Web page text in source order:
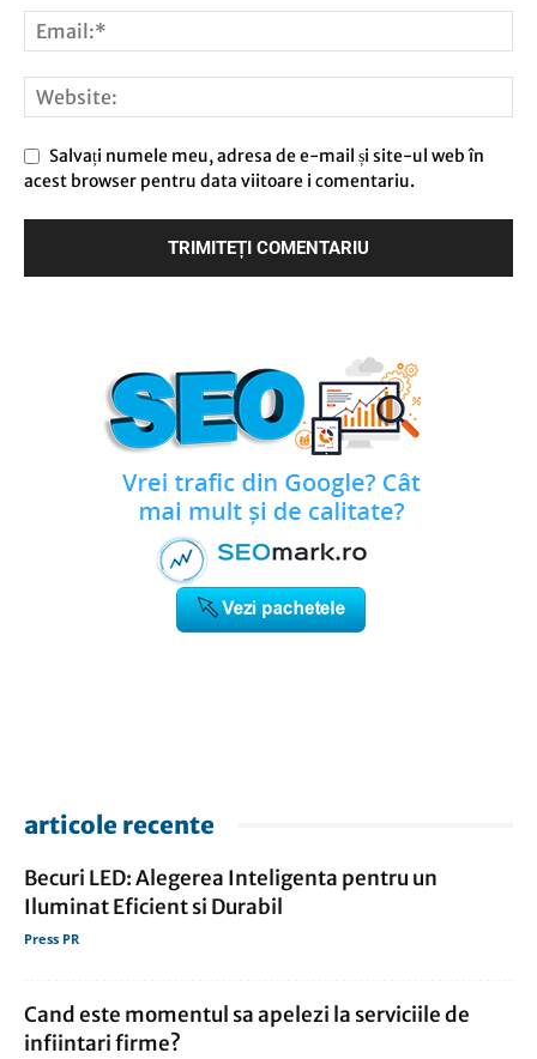
Salvați numele meu, adresa de e-mail și site-ul web în
acest browser pentru data viitoare i comentariu.
articole recente
Becuri LED: Alegerea Inteligenta pentru un
Iluminat Eficient si Durabil
Press PR
Cand este momentul sa apelezi la serviciile de
infiintari firme?